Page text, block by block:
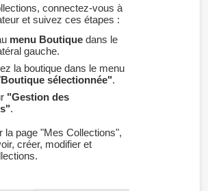
connectez-vous à
et suivez ces étapes :
menu Boutique dans le
gauche.
la boutique dans le menu
Boutique sélectionnée".
"Gestion des
.
la page "Mes Collections",
créer, modifier et